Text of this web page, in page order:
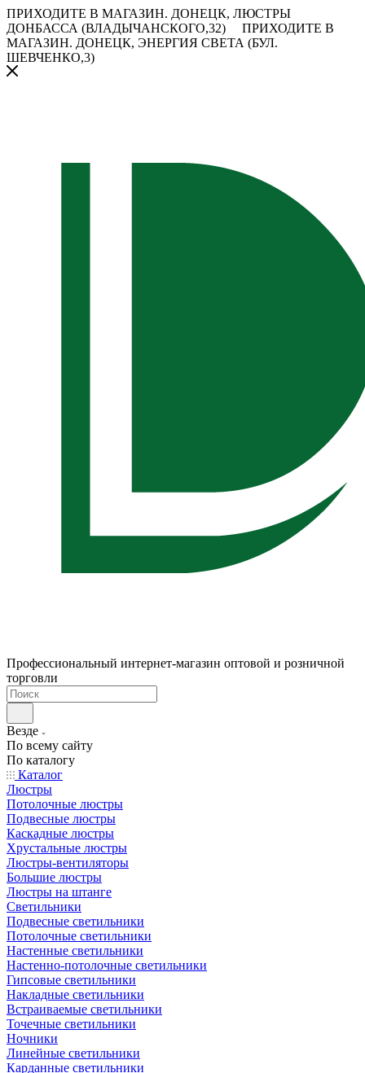
ПРИХОДИТЕ В МАГАЗИН. ДОНЕЦК, ЛЮСТРЫ
ДОНБАССА (ВЛАДЫЧАНСКОГО,32)
ПРИХОДИТЕ В
МАГАЗИН. ДОНЕЦК, ЭНЕРГИЯ СВЕТА (БУЛ.
ШЕВЧЕНКО,3)
Профессиональный интернет-магазин оптовой и розничной
торговли
Везде
По всему сайту
По каталогу
Каталог
Люстры
Потолочные люстры
Подвесные люстры
Каскадные люстры
Хрустальные люстры
Люстры-вентиляторы
Большие люстры
Люстры на штанге
Светильники
Подвесные светильники
Потолочные светильники
Настенные светильники
Настенно-потолочные светильники
Гипсовые светильники
Накладные светильники
Встраиваемые светильники
Точечные светильники
Ночники
Линейные светильники
Карданные светильники